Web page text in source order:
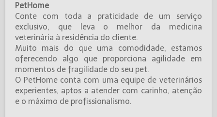
PetHome
Conte com toda a praticidade de um serviço
exclusivo, que leva o melhor da medicina
veterinária à residência do cliente.
Muito mais do que uma comodidade, estamos
oferecendo algo que proporciona agilidade em
momentos de fragilidade do seu pet.
O PetHome conta com uma equipe de veterinários
experientes, aptos a atender com carinho, atenção
e o máximo de profissionalismo.